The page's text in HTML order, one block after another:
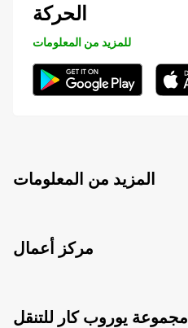
الحركة
للمزيد من المعلومات
المزيد من المعلومات
مركز أعمال
مجموعة يوروب كار للتنقل